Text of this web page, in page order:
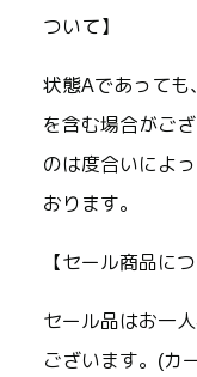
ついて】
状態Aであっても
を含む場合がご
のは度合いによ
おります。
【セール商品につ
セール品はお一
ございます。(カ